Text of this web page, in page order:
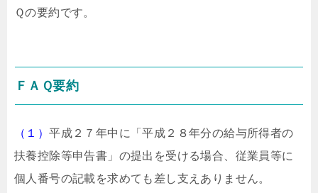
Ｑの要約です。
ＦＡＱ要約
（１）平成２７年中に「平成２８年分の給与所得者の
扶養控除等申告書」の提出を受ける場合、従業員等に
個人番号の記載を求めても差し支えありません。